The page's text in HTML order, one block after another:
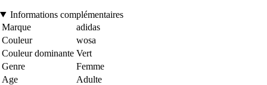
Informations complémentaires
Marque
adidas
Couleur
wosa
Couleur dominante Vert
Genre
Femme
Age
Adulte